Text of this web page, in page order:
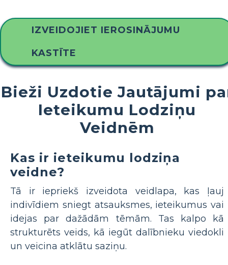
IZVEIDOJIET IEROSINĀJUMU
KASTĪTE
Bieži Uzdotie Jautājumi
Ieteikumu Lodziņu
Veidnēm
Kas ir ieteikumu lodziņa
veidne?
Tā ir iepriekš izveidota veidlapa, kas ļauj
indivīdiem sniegt atsauksmes, ieteikumus vai
idejas par dažādām tēmām. Tas kalpo kā
strukturēts veids, kā iegūt dalībnieku viedokli
un veicina atklātu saziņu.